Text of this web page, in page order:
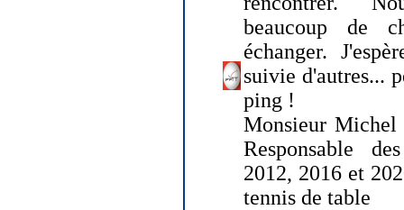
beaucoup de
échanger.
suivie d'autres...
ping !
Monsieur
Responsable
2012, 2016 et
tennis de table